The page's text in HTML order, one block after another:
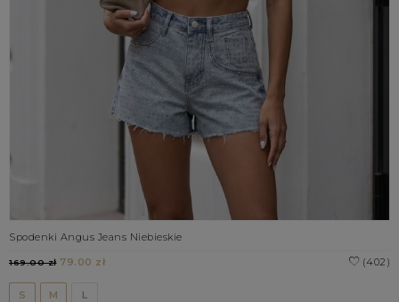
Spodenki Angus Jeans Niebieskie
(402)
169.00 zł79.00 zł
S M L